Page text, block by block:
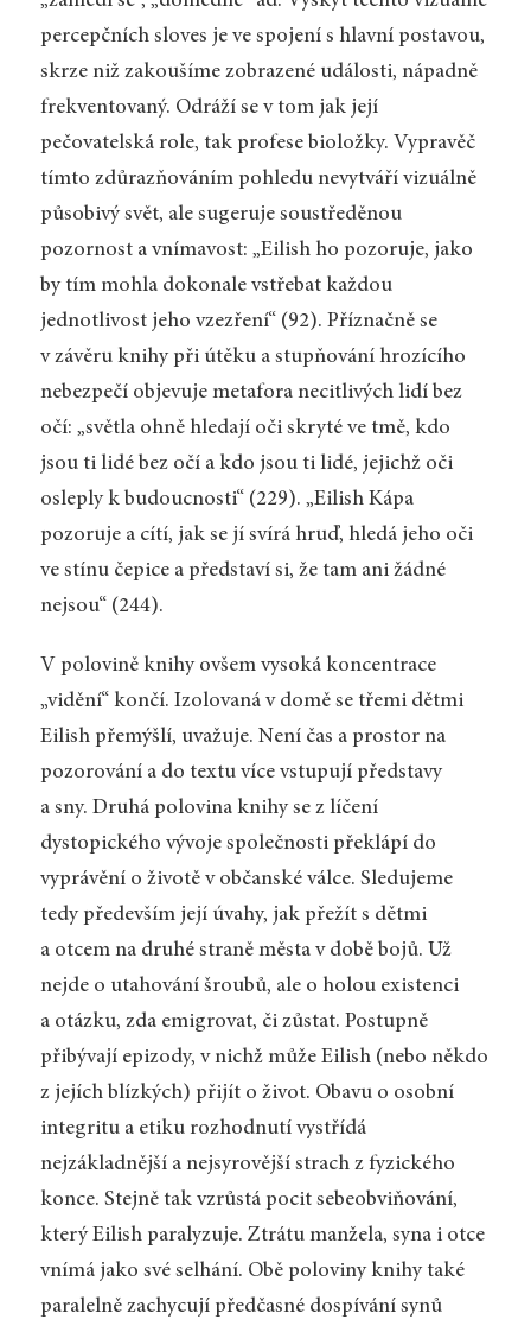
percepčních sloves je ve spojení s hlavní postavou,
skrze niž zakoušíme zobrazené události, nápadně
frekventovaný. Odráží se v tom jak její
pečovatelská role, tak profese bioložky. Vypravěč
tímto zdůrazňováním pohledu nevytváří vizuálně
působivý svět, ale sugeruje soustředěnou
pozornost a vnímavost: „Eilish ho pozoruje, jako
by tím mohla dokonale vstřebat každou
jednotlivost jeho vzezření“ (92). Příznačně se
v závěru knihy při útěku a stupňování hrozícího
nebezpečí objevuje metafora necitlivých lidí bez
očí: „světla ohně hledají oči skryté ve tmě, kdo
jsou ti lidé bez očí a kdo jsou ti lidé, jejichž oči
osleply k budoucnosti“ (229). „Eilish Kápa
pozoruje a cítí, jak se jí svírá hruď, hledá jeho oči
ve stínu čepice a představí si, že tam ani žádné
nejsou“ (244).
V polovině knihy ovšem vysoká koncentrace
„vidění“ končí. Izolovaná v domě se třemi dětmi
Eilish přemýšlí, uvažuje. Není čas a prostor na
pozorování a do textu více vstupují představy
a sny. Druhá polovina knihy se z líčení
dystopického vývoje společnosti překlápí do
vyprávění o životě v občanské válce. Sledujeme
tedy především její úvahy, jak přežít s dětmi
a otcem na druhé straně města v době bojů. Už
nejde o utahování šroubů, ale o holou existenci
a otázku, zda emigrovat, či zůstat. Postupně
přibývají epizody, v nichž může Eilish (nebo někdo
z jejích blízkých) přijít o život. Obavu o osobní
integritu a etiku rozhodnutí vystřídá
nejzákladnější a nejsyrovější strach z fyzického
konce. Stejně tak vzrůstá pocit sebeobviňování,
který Eilish paralyzuje. Ztrátu manžela, syna i otce
vnímá jako své selhání. Obě poloviny knihy také
paralelně zachycují předčasné dospívání synů